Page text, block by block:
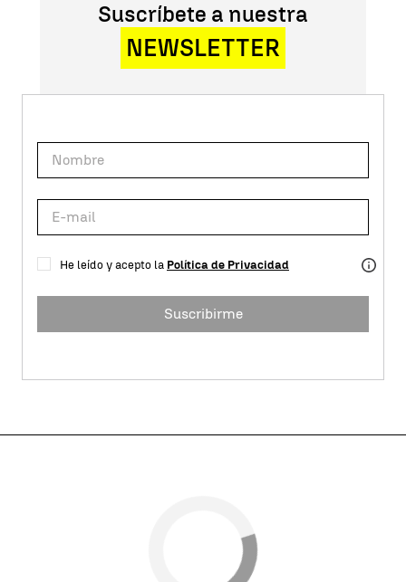
Suscríbete a nuestra
NEWSLETTER
He leído y acepto la Política de Privacidad
Suscribirme